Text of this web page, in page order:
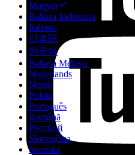
Magyar
Bahasa Indonesia
Italiano
日本語
한국어
Bahasa Melayu
Nederlands
Norsk
Polski
Português
Română
Русский
Slovenčina
Svenska